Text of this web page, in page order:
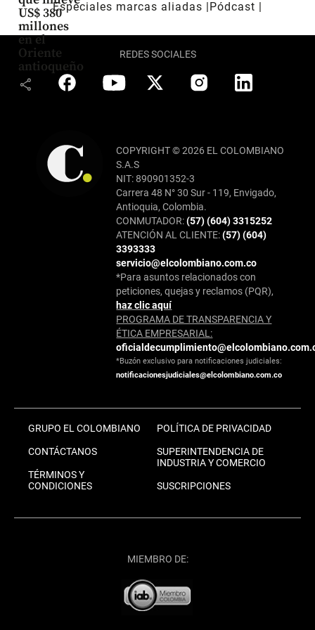
US$ 380
millones
en el
Oriente
antioqueño
share
Especiales marcas aliadas
Pódcast
REDES SOCIALES
COPYRIGHT © 2026 EL COLOMBIANO
S.A.S
NIT: 890901352-3
Carrera 48 N° 30 Sur - 119, Envigado,
Antioquia, Colombia.
CONMUTADOR:(57) (604) 3315252
ATENCIÓN AL CLIENTE:(57) (604)
3393333
servicio@elcolombiano.com.co
*Para asuntos relacionados con
peticiones, quejas y reclamos (PQR),
haz clic aquí
PROGRAMA DE TRANSPARENCIA Y
ÉTICA EMPRESARIAL:
*Buzón exclusivo para notificaciones judiciales:
notificacionesjudiciales@elcolombiano.com.co
GRUPO EL COLOMBIANO
CONTÁCTANOS
TÉRMINOS Y
CONDICIONES
POLÍTICA DE PRIVACIDAD
SUPERINTENDENCIA DE
INDUSTRIA Y COMERCIO
SUSCRIPCIONES
MIEMBRO DE: